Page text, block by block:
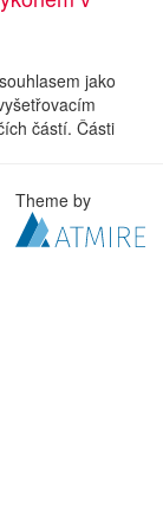
jako
částí. Části
Theme by